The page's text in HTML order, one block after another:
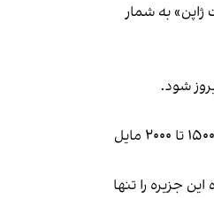
ژاپن» به شمار
علاوه بر این، به گزارش رویترز پکن در حال پالایش گزینه‌های نظامی خود برای تصرف تایوان از طریق «زور عریان» است و یکی از گزینه‌ها احتمالا حملاتی در فاصله ۱۵۰۰ تا ۲۰۰۰ مایل
این جزیره را تنها